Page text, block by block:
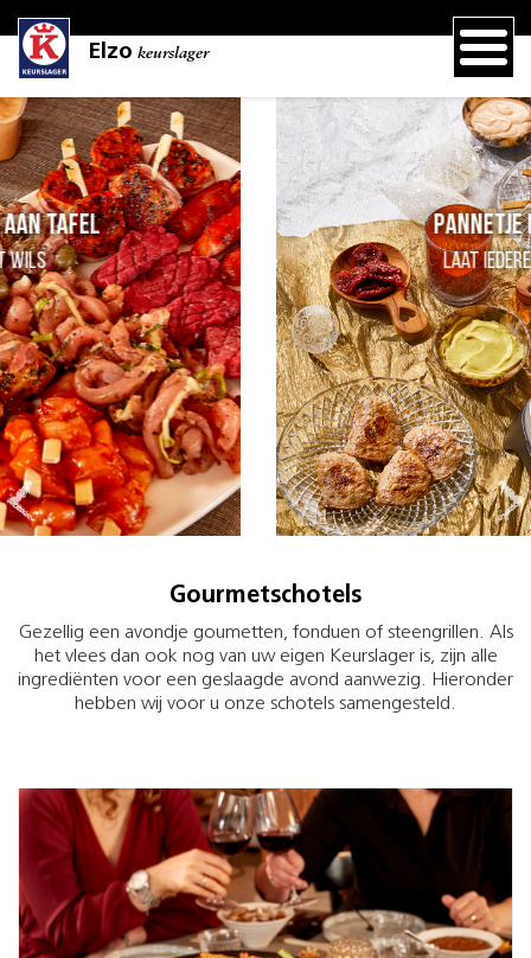
Elzo keurslager
Pannetje met lekkers
laat iedereen zelf kiezen
Gourmetschotels
Gezellig een avondje goumetten, fonduen of steengrillen. Als
het vlees dan ook nog van uw eigen Keurslager is, zijn alle
ingrediënten voor een geslaagde avond aanwezig. Hieronder
hebben wij voor u onze schotels samengesteld.